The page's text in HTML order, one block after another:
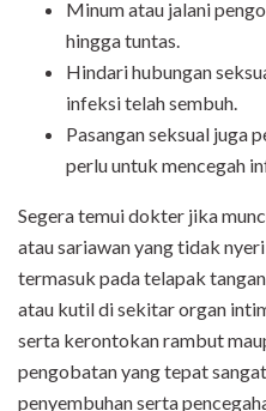
Minum atau jalani
hingga tuntas.
Hindari hubungan
infeksi telah sembuh.
Pasangan seksual juga
perlu untuk mencegah
Segera temui dokter jika
atau sariawan yang tidak
termasuk pada telapak
atau kutil di sekitar organ
serta kerontokan rambut
pengobatan yang tepat
penyembuhan serta